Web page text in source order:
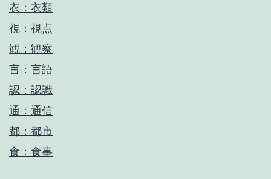
衣：衣類
視：視点
観：観察
言：言語
認：認識
通：通信
都：都市
食：食事